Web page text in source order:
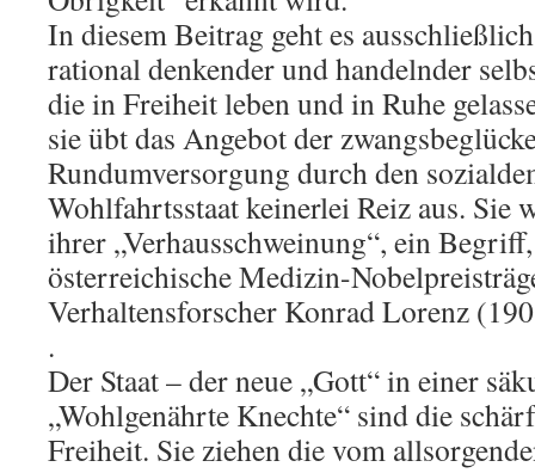
In diesem Beitrag geht es
rational denkender und handelnder
die in Freiheit leben und in Ruhe
sie übt das Angebot der
Rundumversorgung durch den
Wohlfahrtsstaat keinerlei Reiz aus. Sie
ihrer „Verhausschweinung“, ein
österreichische Medizin-
Verhaltensforscher Konrad Lorenz
.
Der Staat – der neue „Gott“ in einer
„Wohlgenährte Knechte“ sind die
Freiheit. Sie ziehen die vom